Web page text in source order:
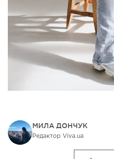
МИЛА ДОНЧУК
Редактор Viva.ua